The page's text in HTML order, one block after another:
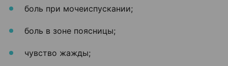
боль при мочеиспускании;
боль в зоне поясницы;
чувство жажды;